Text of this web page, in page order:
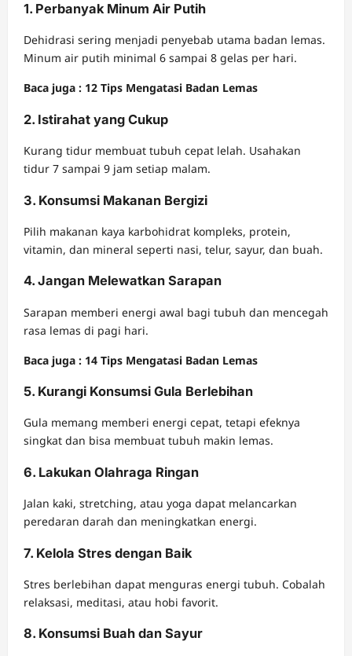
1. Perbanyak Minum Air Putih
Dehidrasi sering menjadi penyebab utama badan lemas.
Minum air putih minimal 6 sampai 8 gelas per hari.
Baca juga : 12 Tips Mengatasi Badan Lemas
2. Istirahat yang Cukup
Kurang tidur membuat tubuh cepat lelah. Usahakan
tidur 7 sampai 9 jam setiap malam.
3. Konsumsi Makanan Bergizi
Pilih makanan kaya karbohidrat kompleks, protein,
vitamin, dan mineral seperti nasi, telur, sayur, dan buah.
4. Jangan Melewatkan Sarapan
Sarapan memberi energi awal bagi tubuh dan mencegah
rasa lemas di pagi hari.
Baca juga : 14 Tips Mengatasi Badan Lemas
5. Kurangi Konsumsi Gula Berlebihan
Gula memang memberi energi cepat, tetapi efeknya
singkat dan bisa membuat tubuh makin lemas.
6. Lakukan Olahraga Ringan
Jalan kaki, stretching, atau yoga dapat melancarkan
peredaran darah dan meningkatkan energi.
7. Kelola Stres dengan Baik
Stres berlebihan dapat menguras energi tubuh. Cobalah
relaksasi, meditasi, atau hobi favorit.
8. Konsumsi Buah dan Sayur